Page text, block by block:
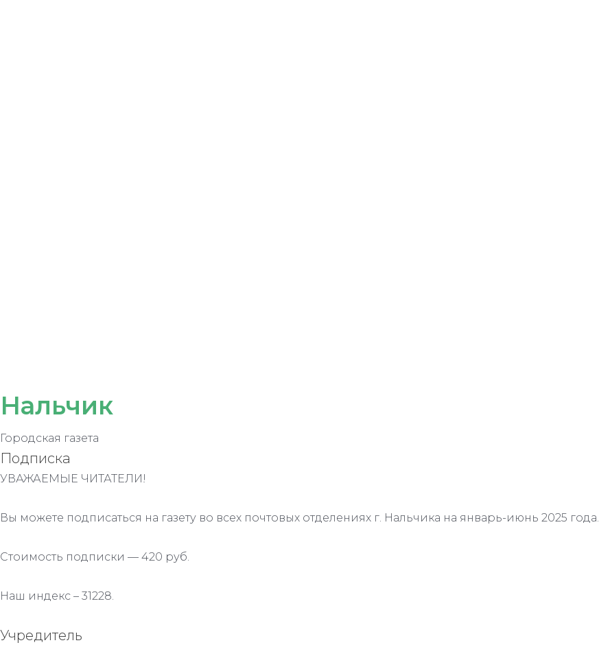
Нальчик
Городская газета
Подписка
УВАЖАЕМЫЕ ЧИТАТЕЛИ!
Вы можете подписаться на газету во всех почтовых отделениях г. Нальчика на январь-июнь 2025 года.
Стоимость подписки — 420 руб.
Наш индекс – 31228.
Учредитель